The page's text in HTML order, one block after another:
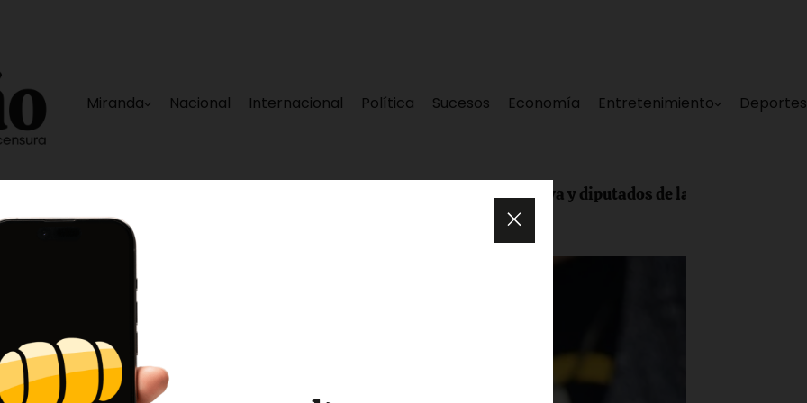
Miranda Nacional Internacional Política Sucesos Economía Entretenimiento Deportes
de Caracas Elías Sayegh, Darwin González, Edgar Laya y diputados de la AN lanzan